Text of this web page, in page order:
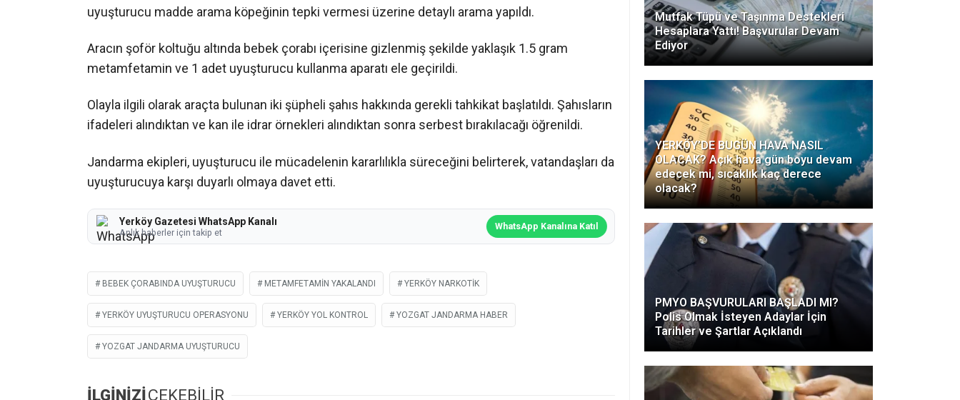
uyuşturucu madde arama köpeğinin tepki vermesi üzerine detaylı arama yapıldı.
Aracın şoför koltuğu altında bebek çorabı içerisine gizlenmiş şekilde yaklaşık 1.5 gram
metamfetamin ve 1 adet uyuşturucu kullanma aparatı ele geçirildi.
Olayla ilgili olarak araçta bulunan iki şüpheli şahıs hakkında gerekli tahkikat başlatıldı. Şahısların
ifadeleri alındıktan ve kan ile idrar örnekleri alındıktan sonra serbest bırakılacağı öğrenildi.
Jandarma ekipleri, uyuşturucu ile mücadelenin kararlılıkla süreceğini belirterek, vatandaşları da
uyuşturucuya karşı duyarlı olmaya davet etti.
Yerköy Gazetesi WhatsApp Kanalı
Anlık haberler için takip et
WhatsApp Kanalına Katıl
BEBEK ÇORABINDA UYUŞTURUCU METAMFETAMIN YAKALANDI YERKÖY NARKOTIK
YERKÖY UYUŞTURUCU OPERASYONU YERKÖY YOL KONTROL YOZGAT JANDARMA HABER
YOZGAT JANDARMA UYUŞTURUCU
İLGİNİZİÇEKEBİLİR
Mutfak Tüpü ve Taşınma Destekleri
Hesaplara Yattı! Başvurular Devam
Ediyor
YERKÖY’DE BUGÜN HAVA NASIL
OLACAK? Açık hava gün boyu devam
edecek mi, sıcaklık kaç derece
olacak?
PMYO BAŞVURULARI BAŞLADI MI?
Polis Olmak İsteyen Adaylar İçin
Tarihler ve Şartlar Açıklandı